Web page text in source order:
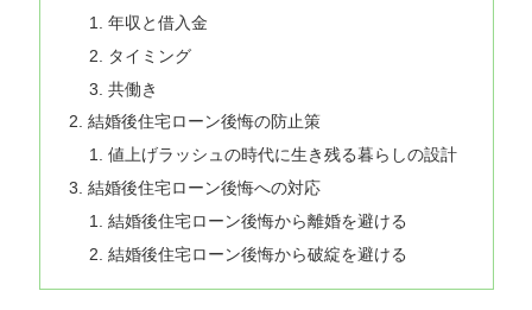
年収と借入金
タイミング
共働き
結婚後住宅ローン後悔の防止策
値上げラッシュの時代に生き残る暮らしの設計
結婚後住宅ローン後悔への対応
結婚後住宅ローン後悔から離婚を避ける
結婚後住宅ローン後悔から破綻を避ける